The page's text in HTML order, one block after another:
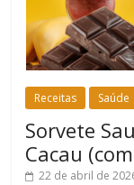
Receitas Saúde
Sorvete
Cacau
22 de abril de